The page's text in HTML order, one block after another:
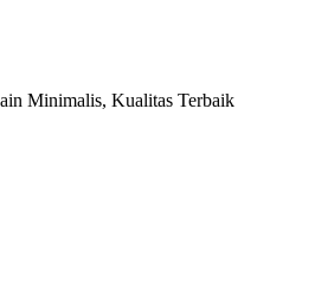
Minimalis, Kualitas Terbaik